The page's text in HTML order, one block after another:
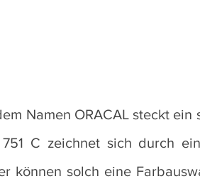
Namen ORACAL steckt ein
C zeichnet sich durch
können solch eine